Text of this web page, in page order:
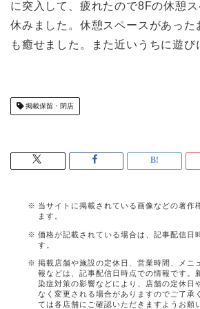
に突入して、疲れたので8Fの休憩ス
休みました。休憩スペースがあった
も癒せました。また近いうちに遊び
掲載保留・閉店
当サイトに掲載されている画像などの著作
ます。
価格が記載されている場合は、記事配信日
す。
掲載店舗や施設の定休日、営業時間、メニ
報などは、記事配信日時点での情報です。
染症対策の影響などにより、店舗の定休日
なく変更される場合がありますのでご了承
ては各店舗にご確認いただきますようお願